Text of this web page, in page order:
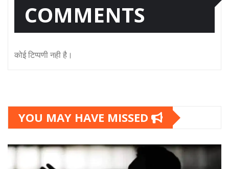
COMMENTS
कोई टिप्पणी नही है।
YOU MAY HAVE MISSED